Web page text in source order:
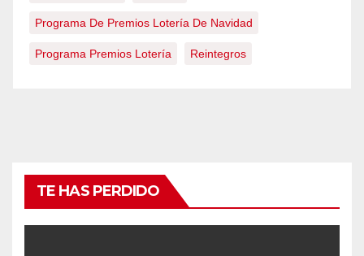
Programa De Premios Lotería De Navidad
Programa Premios Lotería Reintegros
TE HAS PERDIDO